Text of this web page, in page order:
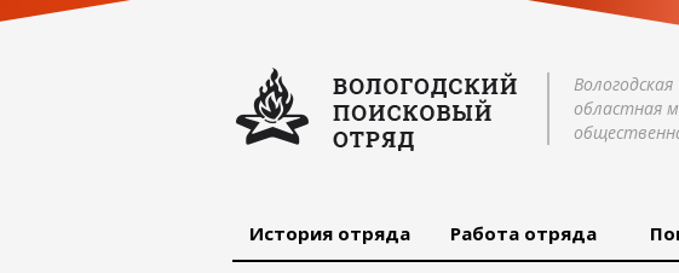
Вологодская
областная
История отряда Работа отряда